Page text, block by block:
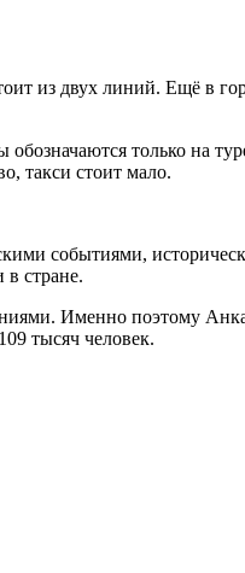
из двух линий. Ещё в
только на
такси стоит мало.
событиями,
в стране.
Именно поэтому
тысяч человек.